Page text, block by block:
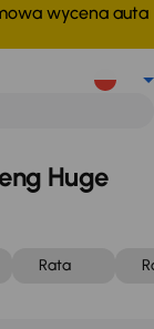
wycena auta
Huge
Rata